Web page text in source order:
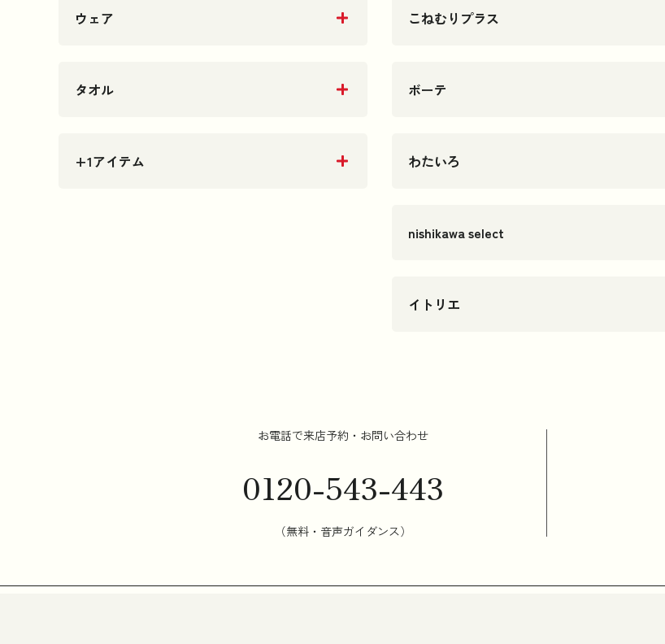
ウェア
タオル
+1アイテム
こねむりプラス
ボーテ
わたいろ
nishikawa select
イトリエ
お電話で来店予約・お問い合わせ
0120-543-443
（無料・音声ガイダンス）